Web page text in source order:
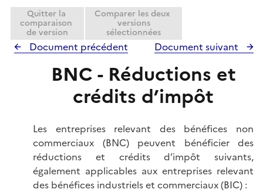
Quitter la
comparaison
de version
Comparer les deux
versions
sélectionnées
Document précédent Document suivant
BNC - Réductions et
crédits d’impôt
Les entreprises relevant des bénéfices non
commerciaux (BNC) peuvent bénéficier des
réductions et crédits d’impôt suivants,
également applicables aux entreprises relevant
des bénéfices industriels et commerciaux (BIC) :